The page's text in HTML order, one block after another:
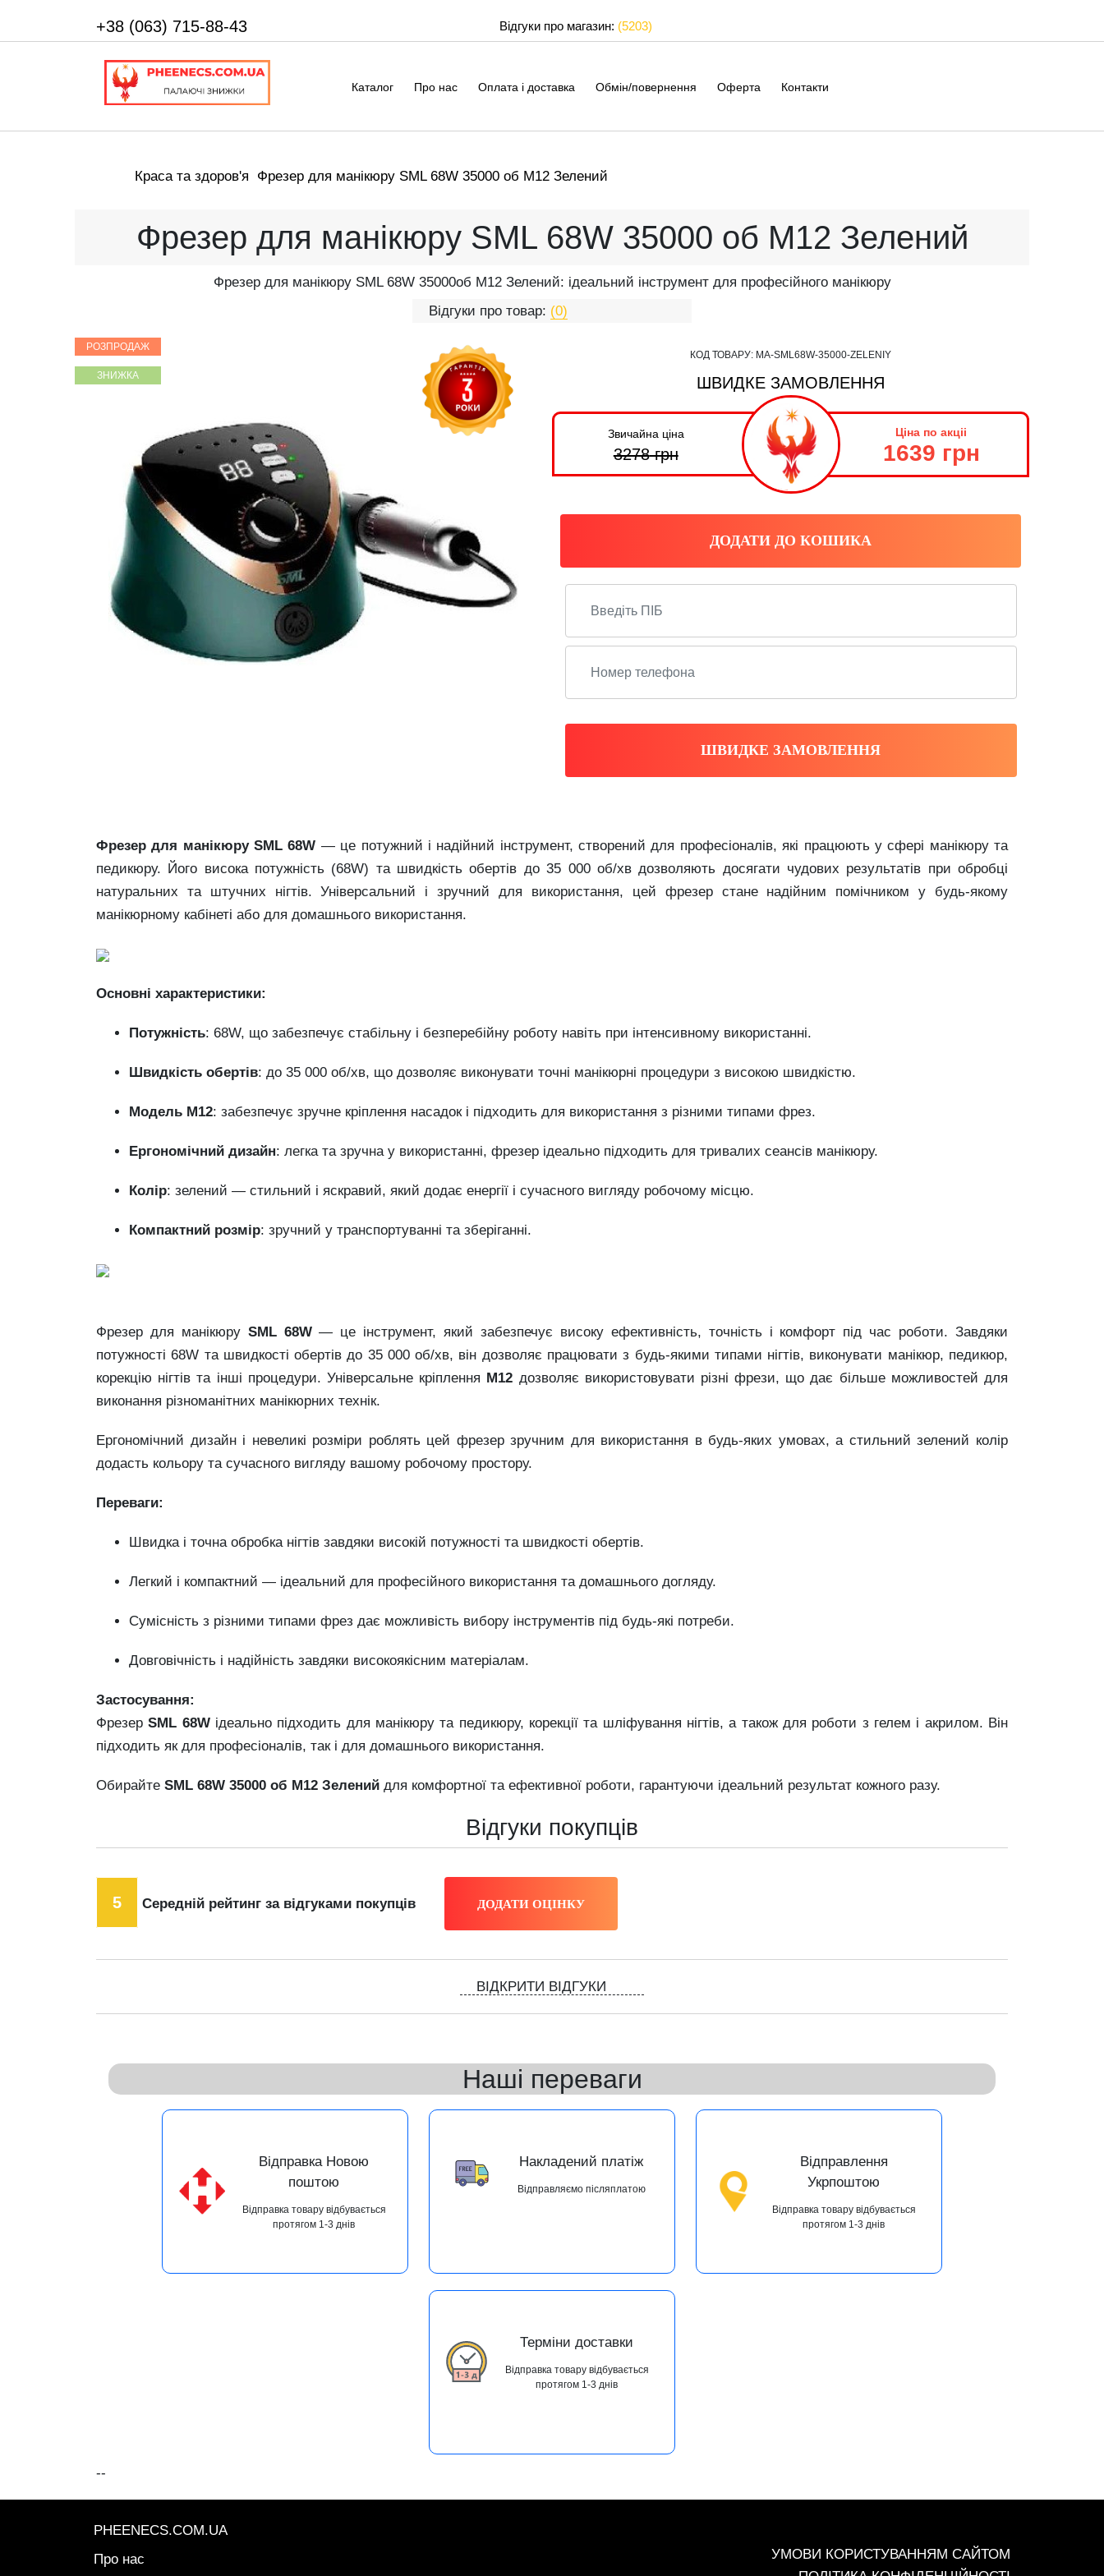
+38 (063) 715-88-43 Відгуки про магазин: (5203)
Каталог Про нас Оплата і доставка Обмін/повернення Оферта Контакти
Краса та здоров'я Фрезер для манікюру SML 68W 35000 об M12 Зелений
Фрезер для манікюру SML 68W 35000 об M12 Зелений
Фрезер для манікюру SML 68W 35000об M12 Зелений: ідеальний інструмент для професійного манікюру
Відгуки про товар: (0)
РОЗПРОДАЖ
ЗНИЖКА
КОД ТОВАРУ: MA-SML68W-35000-ZELENIY
ШВИДКЕ ЗАМОВЛЕННЯ
Звичайна ціна
3278грн
Ціна по акціі
1639 грн
ДОДАТИ ДО КОШИКА
ШВИДКЕ ЗАМОВЛЕННЯ
Фрезер для манікюру SML 68W — це потужний і надійний інструмент, створений для професіоналів, які працюють у сфері манікюру та
педикюру. Його висока потужність (68W) та швидкість обертів до 35 000 об/хв дозволяють досягати чудових результатів при обробці
натуральних та штучних нігтів. Універсальний і зручний для використання, цей фрезер стане надійним помічником у будь-якому
манікюрному кабінеті або для домашнього використання.
Основні характеристики:
Потужність: 68W, що забезпечує стабільну і безперебійну роботу навіть при інтенсивному використанні.
Швидкість обертів: до 35 000 об/хв, що дозволяє виконувати точні манікюрні процедури з високою швидкістю.
Модель M12: забезпечує зручне кріплення насадок і підходить для використання з різними типами фрез.
Ергономічний дизайн: легка та зручна у використанні, фрезер ідеально підходить для тривалих сеансів манікюру.
Колір: зелений — стильний і яскравий, який додає енергії і сучасного вигляду робочому місцю.
Компактний розмір: зручний у транспортуванні та зберіганні.
Фрезер для манікюру SML 68W— це інструмент, який забезпечує високу ефективність, точність і комфорт під час роботи. Завдяки
потужності 68W та швидкості обертів до 35 000 об/хв, він дозволяє працювати з будь-якими типами нігтів, виконувати манікюр, педикюр,
корекцію нігтів та інші процедури. Універсальне кріплення M12 дозволяє використовувати різні фрези, що дає більше можливостей для
виконання різноманітних манікюрних технік.
Ергономічний дизайн і невеликі розміри роблять цей фрезер зручним для використання в будь-яких умовах, а стильний зелений колір
додасть кольору та сучасного вигляду вашому робочому простору.
Переваги:
Швидка і точна обробка нігтів завдяки високій потужності та швидкості обертів.
Легкий і компактний — ідеальний для професійного використання та домашнього догляду.
Сумісність з різними типами фрез дає можливість вибору інструментів під будь-які потреби.
Довговічність і надійність завдяки високоякісним матеріалам.
Застосування:
ФрезерSML 68Wідеально підходить для манікюру та педикюру, корекції та шліфування нігтів, а також для роботи з гелем і акрилом. Він
підходить як для професіоналів, так і для домашнього використання.
Обирайте SML 68W 35000 об M12 Зелений для комфортної та ефективної роботи, гарантуючи ідеальний результат кожного разу.
Відгуки покупців
5 Середній рейтинг за відгуками покупців
ВІДКРИТИ ВІДГУКИ
Наші переваги
Відправка Новою
поштою
Відправка товару відбувається
протягом 1-3 днів
Накладений платіж
Відправляємо післяплатою
Відправлення
Укрпоштою
Відправка товару відбувається
протягом 1-3 днів
Терміни доставки
Відправка товару відбувається
протягом 1-3 днів
--
PHEENECS.COM.UA
Про нас
УМОВИ КОРИСТУВАННЯМ САЙТОМ